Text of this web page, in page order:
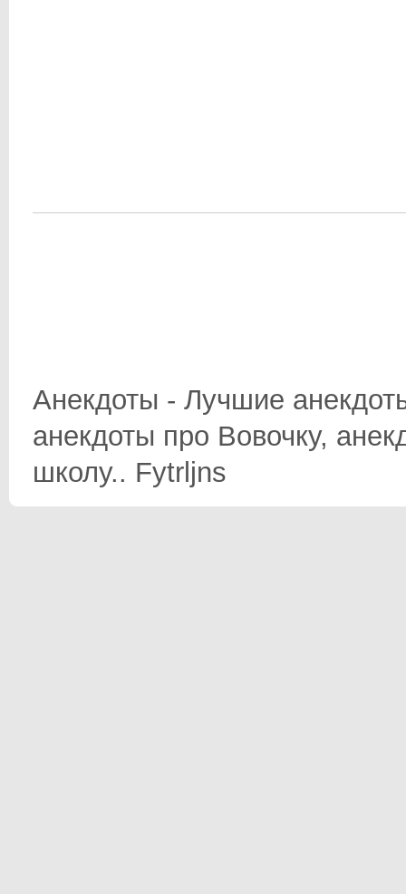
Анекдоты - Лучшие
анекдоты про Вовочку,
школу.. Fytrljns